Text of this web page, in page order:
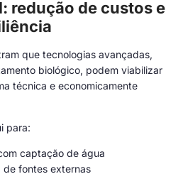
redução de custos e
que tecnologias avançadas,
biológico, podem viabilizar
técnica e economicamente
para:
captação de água
de fontes externas